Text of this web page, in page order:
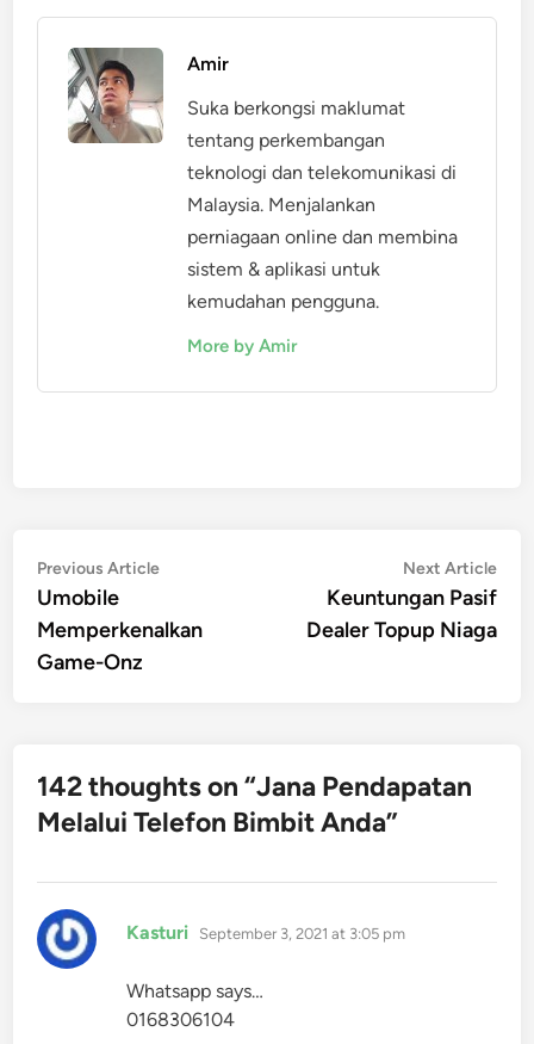
Amir
Suka berkongsi maklumat
tentang perkembangan
teknologi dan telekomunikasi di
Malaysia. Menjalankan
perniagaan online dan membina
sistem & aplikasi untuk
kemudahan pengguna.
More by Amir
Post
navigation
Previous ArticlePrevious
Umobile
Memperkenalkan
Game-Onz
Next Article
Keuntungan Pasif
Dealer Topup Niaga
142 thoughts on “Jana Pendapatan
Melalui Telefon Bimbit Anda”
Kasturi says:
September 3, 2021 at 3:05 pm
Whatsapp says…
0168306104